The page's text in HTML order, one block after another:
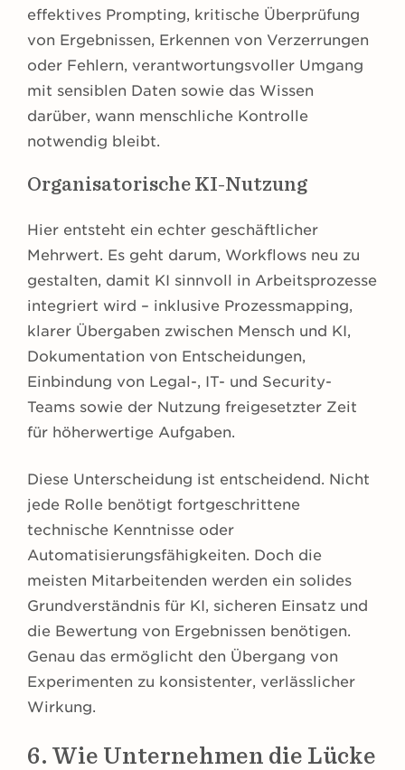
effektives Prompting, kritische Überprüfung
von Ergebnissen, Erkennen von Verzerrungen
oder Fehlern, verantwortungsvoller Umgang
mit sensiblen Daten sowie das Wissen
darüber, wann menschliche Kontrolle
notwendig bleibt.
Organisatorische KI-Nutzung
Hier entsteht ein echter geschäftlicher
Mehrwert. Es geht darum, Workflows neu zu
gestalten, damit KI sinnvoll in Arbeitsprozesse
integriert wird – inklusive Prozessmapping,
klarer Übergaben zwischen Mensch und KI,
Dokumentation von Entscheidungen,
Einbindung von Legal-, IT- und Security-
Teams sowie der Nutzung freigesetzter Zeit
für höherwertige Aufgaben.
Diese Unterscheidung ist entscheidend. Nicht
jede Rolle benötigt fortgeschrittene
technische Kenntnisse oder
Automatisierungsfähigkeiten. Doch die
meisten Mitarbeitenden werden ein solides
Grundverständnis für KI, sicheren Einsatz und
die Bewertung von Ergebnissen benötigen.
Genau das ermöglicht den Übergang von
Experimenten zu konsistenter, verlässlicher
Wirkung.
6. Wie Unternehmen die Lücke